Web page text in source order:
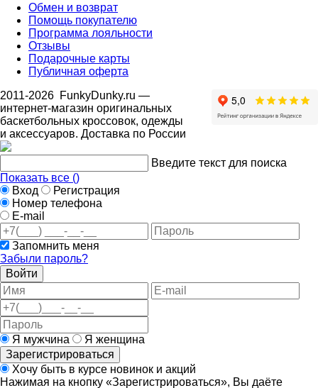
Обмен и возврат
Помощь покупателю
Программа лояльности
Отзывы
Подарочные карты
Публичная оферта
2011-2026 FunkyDunky.ru —
интернет-магазин оригинальных
баскетбольных кроссовок, одежды
и аксессуаров. Доставка по России
Введите текст для поиска
Показать все ()
Вход
Регистрация
Номер телефона
E-mail
Запомнить меня
Забыли пароль?
Войти
Я мужчина
Я женщина
Зарегистрироваться
Хочу быть в курсе новинок и акций
Нажимая на кнопку «Зарегистрироваться», Вы даёте